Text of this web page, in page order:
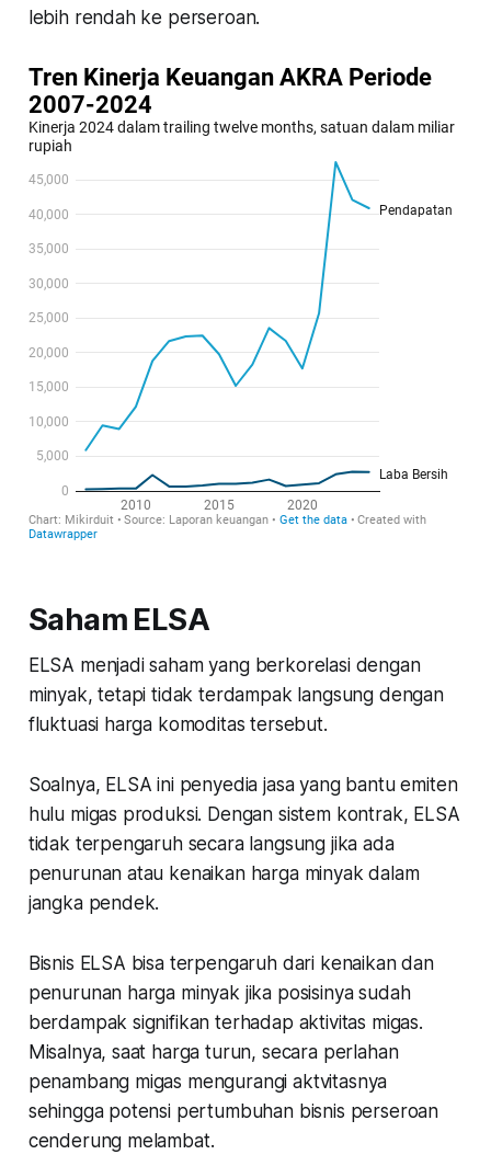
lebih rendah ke perseroan.
Saham ELSA
ELSA menjadi saham yang berkorelasi dengan
minyak, tetapi tidak terdampak langsung dengan
fluktuasi harga komoditas tersebut.
Soalnya, ELSA ini penyedia jasa yang bantu emiten
hulu migas produksi. Dengan sistem kontrak, ELSA
tidak terpengaruh secara langsung jika ada
penurunan atau kenaikan harga minyak dalam
jangka pendek.
Bisnis ELSA bisa terpengaruh dari kenaikan dan
penurunan harga minyak jika posisinya sudah
berdampak signifikan terhadap aktivitas migas.
Misalnya, saat harga turun, secara perlahan
penambang migas mengurangi aktvitasnya
sehingga potensi pertumbuhan bisnis perseroan
cenderung melambat.